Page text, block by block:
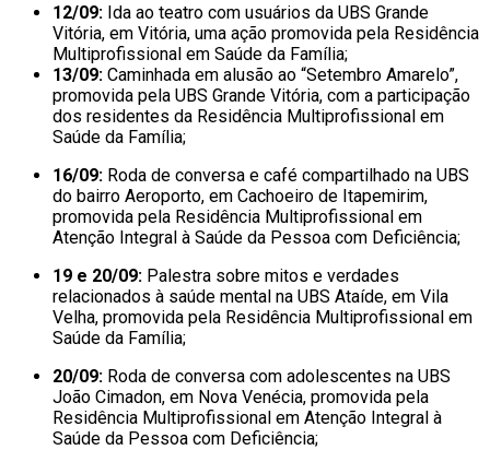
12/09: Ida ao teatro com usuários da UBS Grande
Vitória, em Vitória, uma ação promovida pela Residência
Multiprofissional em Saúde da Família;
13/09: Caminhada em alusão ao “Setembro Amarelo”,
promovida pela UBS Grande Vitória, com a participação
dos residentes da Residência Multiprofissional em
Saúde da Família;
16/09: Roda de conversa e café compartilhado na UBS
do bairro Aeroporto, em Cachoeiro de Itapemirim,
promovida pela Residência Multiprofissional em
Atenção Integral à Saúde da Pessoa com Deficiência;
19 e 20/09: Palestra sobre mitos e verdades
relacionados à saúde mental na UBS Ataíde, em Vila
Velha, promovida pela Residência Multiprofissional em
Saúde da Família;
20/09: Roda de conversa com adolescentes na UBS
João Cimadon, em Nova Venécia, promovida pela
Residência Multiprofissional em Atenção Integral à
Saúde da Pessoa com Deficiência;